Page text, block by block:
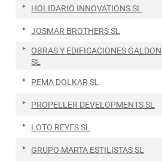
HOLIDARIO INNOVATIONS SL
JOSMAR BROTHERS SL
OBRAS Y EDIFICACIONES GALDON
SL
PEMA DOLKAR SL
PROPELLER DEVELOPMENTS SL
LOTO REYES SL
GRUPO MARTA ESTILISTAS SL